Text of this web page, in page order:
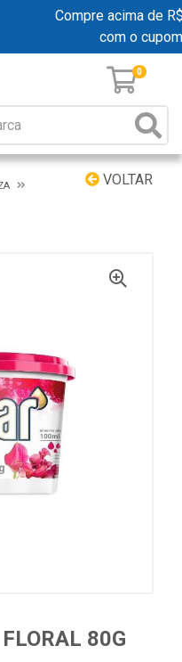
Compre acima de
com o
0
VOLTAR
80G